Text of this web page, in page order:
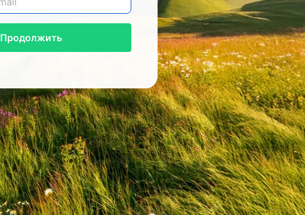
Продолжить